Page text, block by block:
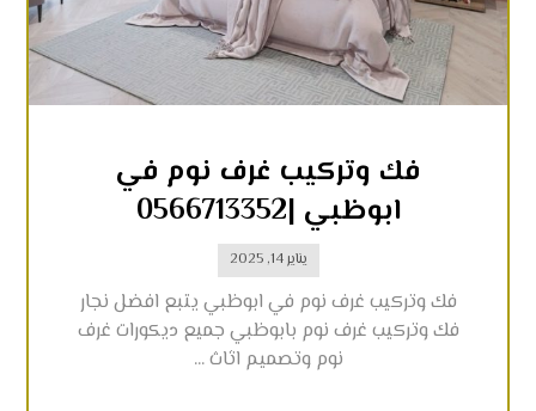
فك وتركيب غرف نوم في
ابوظبي |0566713352
يناير 14, 2025
فك وتركيب غرف نوم في ابوظبي يتبع افضل نجار
فك وتركيب غرف نوم بابوظبي جميع ديكورات غرف
نوم وتصميم اثاث ...